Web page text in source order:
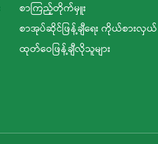
စာကြည့်တိုက်မှူး
စာအုပ်ဆိုင်ဖြန့်ချီရေး ကိုယ်စားလှယ်
ထုတ်ဝေဖြန့်ချီလိုသူများ